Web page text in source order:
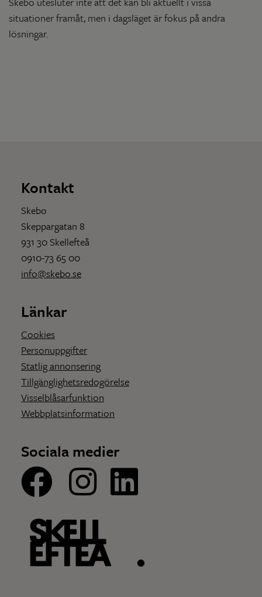
situationer framåt, men i dagsläget är fokus på andra
lösningar.
Kontakt
Skebo
Skeppargatan 8
931 30 Skellefteå
0910-73 65 00
info@skebo.se
Länkar
Cookies
Personuppgifter
Statlig annonsering
Tillgänglighetsredogörelse
Visselblåsarfunktion
Webbplatsinformation
Sociala medier